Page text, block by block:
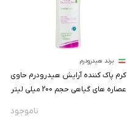
برند هیدرودرم
کرم پاک کننده آرایش هیدرودرم حاوی
عصاره های گیاهی حجم 200 میلی لیتر